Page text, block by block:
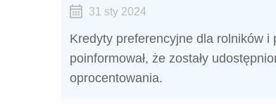
31 sty 2024
Kredyty preferencyjne dla rolników
poinformował, że zostały
oprocentowania.